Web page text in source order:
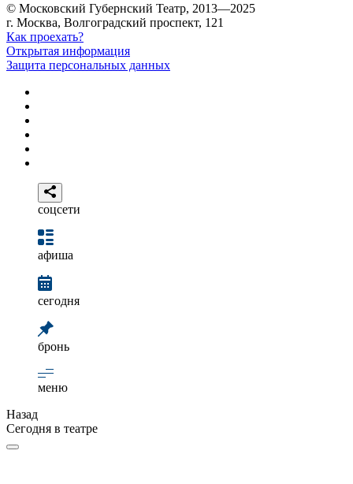
© Московский Губернский Театр, 2013—2025
г. Москва, Волгоградский проспект, 121
Как проехать?
Открытая информация
Защита персональных данных
соцсети
афиша
сегодня
бронь
меню
Назад
Сегодня в театре